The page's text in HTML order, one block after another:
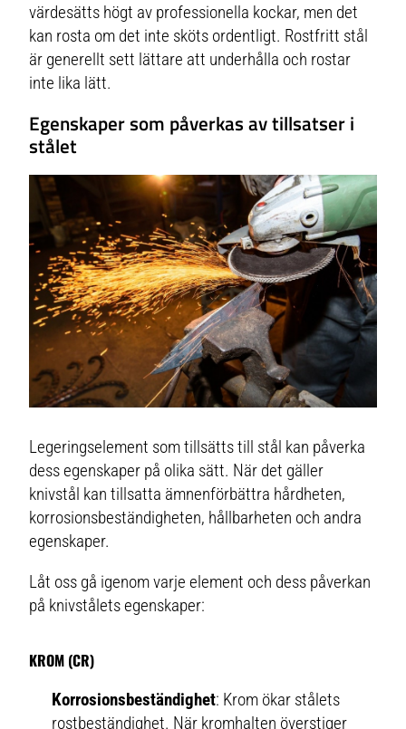
värdesätts högt av professionella kockar, men det
kan rosta om det inte sköts ordentligt. Rostfritt stål
är generellt sett lättare att underhålla och rostar
inte lika lätt.
Egenskaper som påverkas av tillsatser i
stålet
Legeringselement som tillsätts till stål kan påverka
dess egenskaper på olika sätt. När det gäller
knivstål kan tillsatta ämnenförbättra hårdheten,
korrosionsbeständigheten, hållbarheten och andra
egenskaper.
Låt oss gå igenom varje element och dess påverkan
på knivstålets egenskaper:
KROM (CR)
Korrosionsbeständighet: Krom ökar stålets
rostbeständighet. När kromhalten överstiger